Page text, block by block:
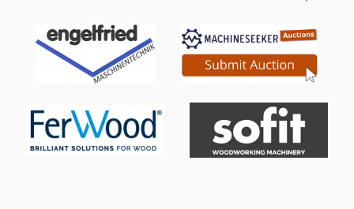
Fresadora De Metal
Fresadora De Perforación
Fresadora De Ranuras
Fresadora De Torreta